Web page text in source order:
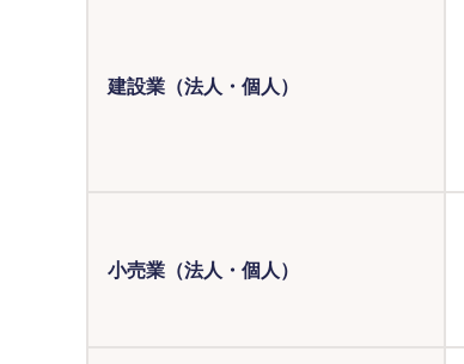
建設業（法人・個人）
小売業（法人・個人）